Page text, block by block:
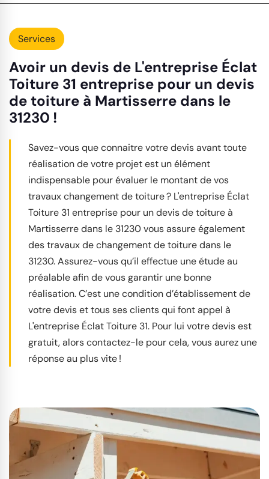
Services
Avoir un devis de L'entreprise Éclat
Toiture 31 entreprise pour un devis
de toiture à Martisserre dans le
31230 !
Savez-vous que connaitre votre devis avant toute
réalisation de votre projet est un élément
indispensable pour évaluer le montant de vos
travaux changement de toiture ? L'entreprise Éclat
Toiture 31 entreprise pour un devis de toiture à
Martisserre dans le 31230 vous assure également
des travaux de changement de toiture dans le
31230. Assurez-vous qu’il effectue une étude au
préalable afin de vous garantir une bonne
réalisation. C’est une condition d’établissement de
votre devis et tous ses clients qui font appel à
L'entreprise Éclat Toiture 31. Pour lui votre devis est
gratuit, alors contactez-le pour cela, vous aurez une
réponse au plus vite !